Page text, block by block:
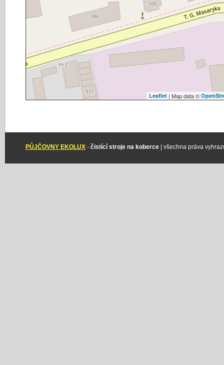
Leaflet | Map data ©
PŮJČOVNY EKOLUX - čistící stroje na koberce | všechna práva